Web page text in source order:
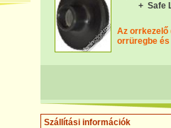
+ Safe
Az orrkezelő
orrüregbe
Szállítási információk